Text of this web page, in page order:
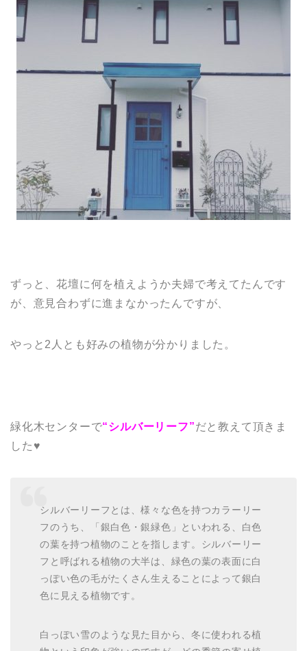
ずっと、花壇に何を植えようか夫婦で考えてたんです
が、意見合わずに進まなかったんですが、
やっと2人とも好みの植物が分かりました。
緑化木センターで“シルバーリーフ”だと教えて頂きま
した♥
シルバーリーフとは、様々な色を持つカラーリー
フのうち、「銀白色・銀緑色」といわれる、白色
の葉を持つ植物のことを指します。シルバーリー
フと呼ばれる植物の大半は、緑色の葉の表面に白
っぽい色の毛がたくさん生えることによって銀白
色に見える植物です。
白っぽい雪のような見た目から、冬に使われる植